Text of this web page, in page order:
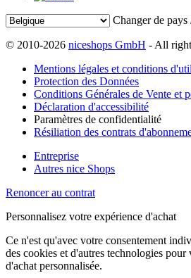
Changer de pays
© 2010-2026 niceshops GmbH - All
Mentions légales et conditions
Protection des Données
Conditions Générales de Vente et
Déclaration d'accessibilité
Paramètres de confidentialité
Résiliation des contrats
Entreprise
Autres nice Shops
Renoncer au contrat
Personnalisez votre expérience d'achat
Ce n'est qu'avec votre consentement
des cookies et d'autres technologies
d'achat personnalisée.